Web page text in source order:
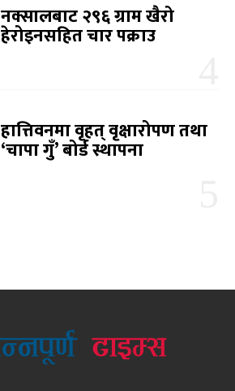
नक्सालबाट २९६ ग्राम खैरो
हेरोइनसहित चार पक्राउ
हात्तिवनमा वृहत् वृक्षारोपण तथा
‘चापा गुँ’ बोर्ड स्थापना